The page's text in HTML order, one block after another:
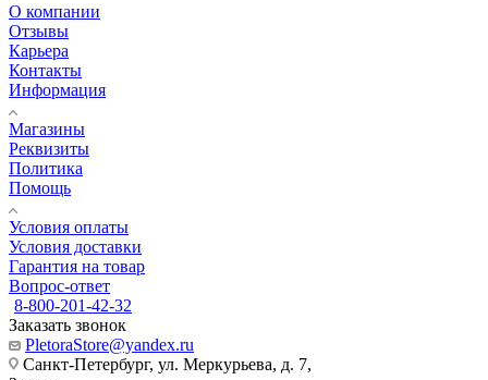
О компании
Отзывы
Карьера
Контакты
Информация
Магазины
Реквизиты
Политика
Помощь
Условия оплаты
Условия доставки
Гарантия на товар
Вопрос-ответ
8-800-201-42-32
Заказать звонок
PletoraStore@yandex.ru
Санкт-Петербург, ул. Меркурьева, д. 7,